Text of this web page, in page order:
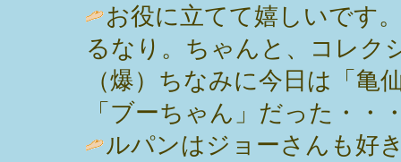
お役に立てて嬉しいです
るなり。ちゃんと、コレク
（爆）ちなみに今日は「
「ブーちゃん」だった・・
ルパンはジョーさんも好